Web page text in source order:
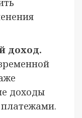
доход.
доходы
платежами.